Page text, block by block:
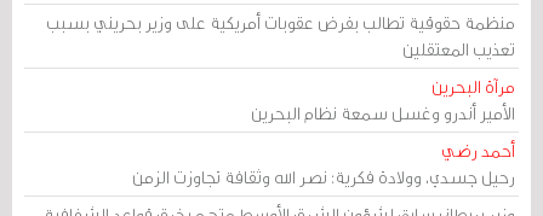
منظمة حقوقية تطالب بفرض عقوبات أمريكية على وزير بحريني بسبب
تعذيب المعتقلين
مرآة البحرين
الأمير أندرو وغسل سمعة نظام البحرين
أحمد رضي
رحيل جسدي، وولادة فكرية: نصر الله وثقافة تجاوزت الزمن